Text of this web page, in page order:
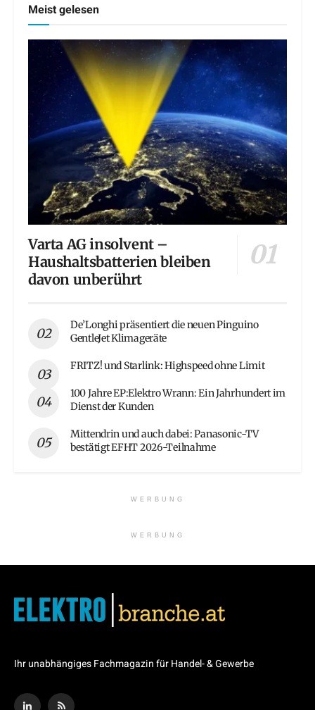
Meist gelesen
Varta AG insolvent –
Haushaltsbatterien bleiben
davon unberührt
De’Longhi präsentiert die neuen Pinguino
GentleJet Klimageräte
FRITZ! und Starlink: Highspeed ohne Limit
100 Jahre EP:Elektro Wrann: Ein Jahrhundert im
Dienst der Kunden
Mittendrin und auch dabei: Panasonic-TV
bestätigt EFHT 2026-Teilnahme
WERBUNG
WERBUNG
Ihr unabhängiges Fachmagazin für Handel- & Gewerbe